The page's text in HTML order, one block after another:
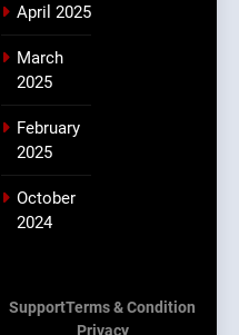
April 2025
March
2025
February
2025
October
2024
SupportTerms & Condition
Privacy